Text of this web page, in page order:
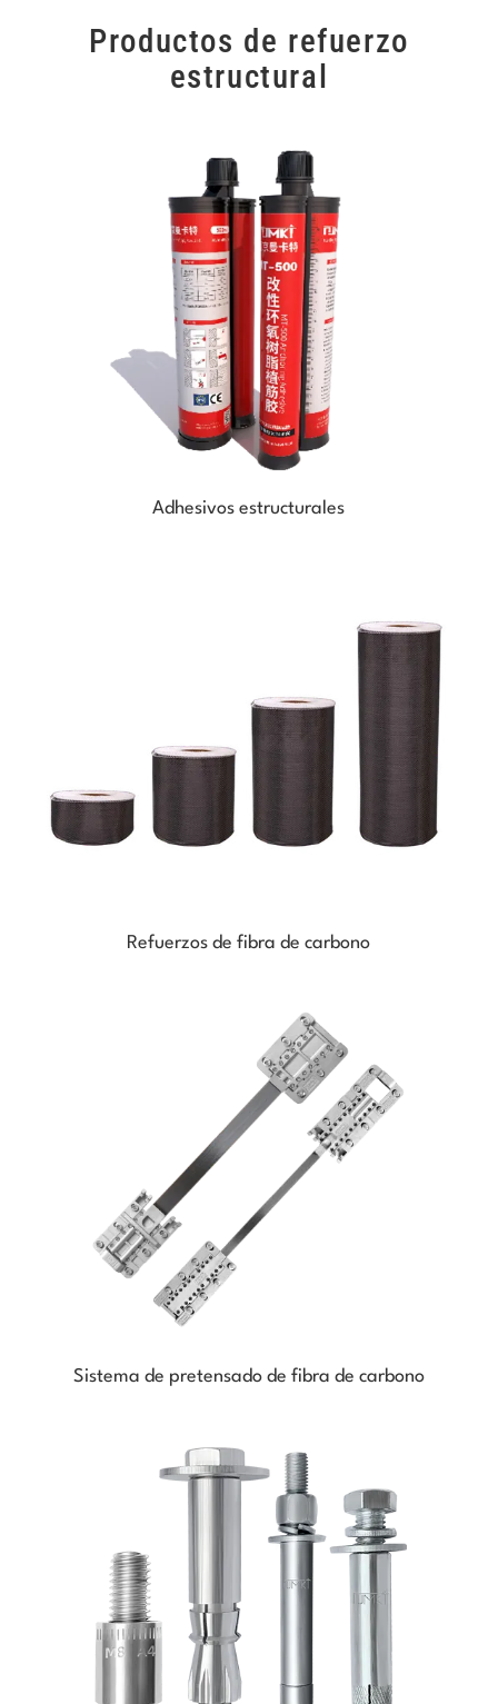
Productos de refuerzo
estructural
Adhesivos estructurales
Refuerzos de fibra de carbono
Sistema de pretensado de fibra de carbono